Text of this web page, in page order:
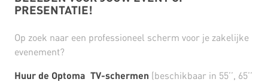
PRESENTATIE!
Op zoek naar een professioneel scherm voor je zakelijke
evenement?
Huur de Optoma TV-schermen (beschikbaar in 55’’, 65’’